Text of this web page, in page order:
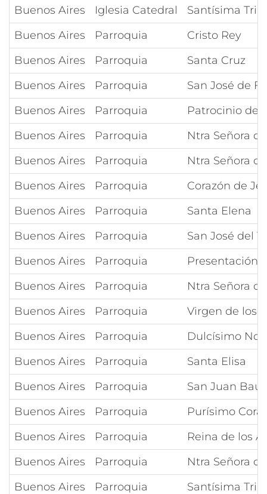
Buenos Aires Iglesia Catedral
Santísima
Buenos Aires
Parroquia
Cristo Rey
Buenos Aires
Parroquia
Santa Cruz
Buenos Aires
Parroquia
San José de
Buenos Aires
Parroquia
Patrocinio de
Buenos Aires
Parroquia
Ntra Señora
Buenos Aires
Parroquia
Ntra Señora
Buenos Aires
Parroquia
Corazón de
Buenos Aires
Parroquia
Santa Elena
Buenos Aires
Parroquia
San José del
Buenos Aires
Parroquia
Presentación
Buenos Aires
Parroquia
Ntra Señora
Buenos Aires
Parroquia
Virgen de los
Buenos Aires
Parroquia
Dulcísimo
Buenos Aires
Parroquia
Santa Elisa
Buenos Aires
Parroquia
San Juan
Buenos Aires
Parroquia
Purísimo
Buenos Aires
Parroquia
Reina de los
Buenos Aires
Parroquia
Ntra Señora
Buenos Aires
Parroquia
Santísima